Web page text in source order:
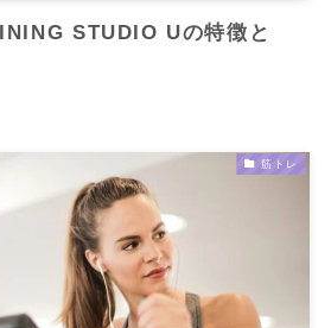
STUDIO Uの特徴と
筋トレ